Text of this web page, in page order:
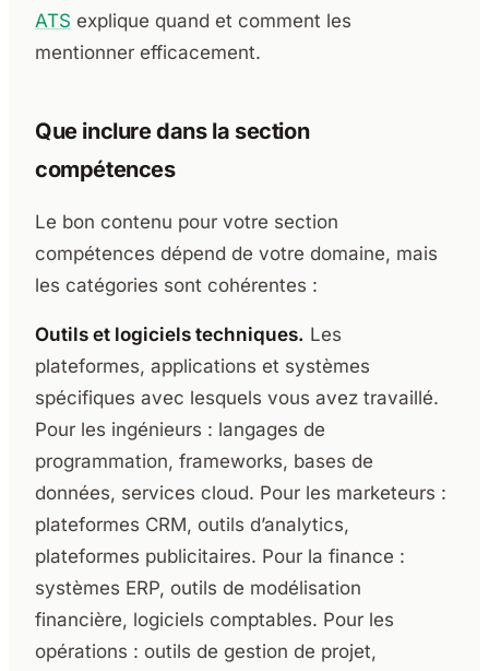
ATS explique quand et comment les
mentionner efficacement.
Que inclure dans la section
compétences
Le bon contenu pour votre section
compétences dépend de votre domaine, mais
les catégories sont cohérentes :
Outils et logiciels techniques. Les
plateformes, applications et systèmes
spécifiques avec lesquels vous avez travaillé.
Pour les ingénieurs : langages de
programmation, frameworks, bases de
données, services cloud. Pour les marketeurs :
plateformes CRM, outils d’analytics,
plateformes publicitaires. Pour la finance :
systèmes ERP, outils de modélisation
financière, logiciels comptables. Pour les
opérations : outils de gestion de projet,